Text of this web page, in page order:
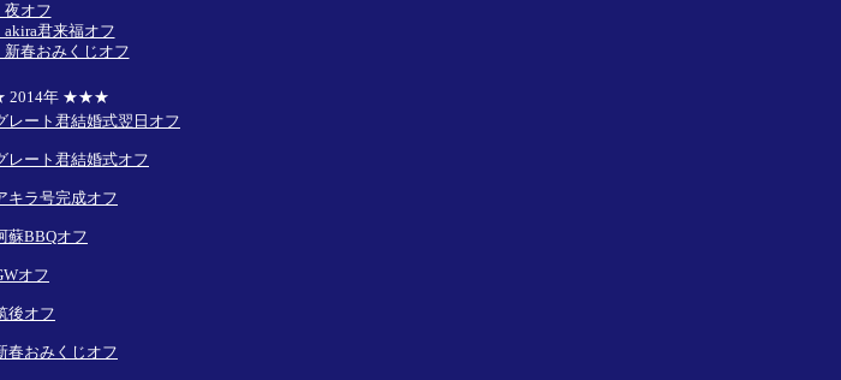
オフ
君来福オフ
春おみくじオフ
年 ★★★
ート君結婚式翌日オフ
ート君結婚式オフ
ラ号完成オフ
BBQオフ
オフ
後オフ
おみくじオフ